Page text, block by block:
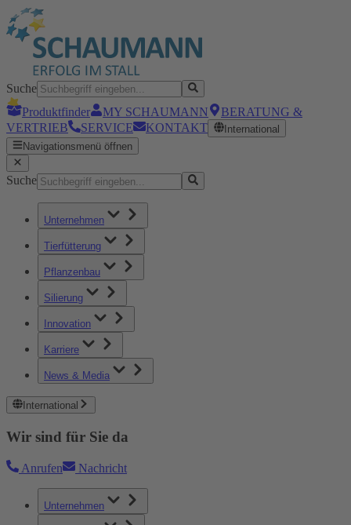
Suche
Produktfinder
MY SCHAUMANN
BERATUNG &
VERTRIEB
SERVICE KONTAKT
International
Navigationsmenü öffnen
Suche
Unternehmen
Tierfütterung
Pflanzenbau
Silierung
Innovation
Karriere
News & Media
International
Wir sind für Sie da
Anrufen Nachricht
Unternehmen